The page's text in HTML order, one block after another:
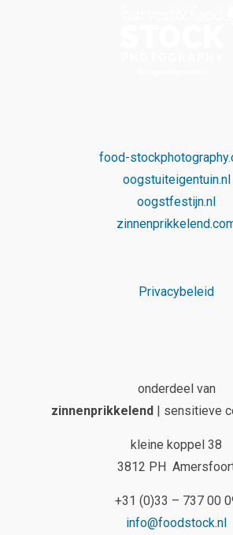
food-
oogstuiteigentuin.nl
oogstfestijn.nl
Privacybeleid
onderdeel van
zinnenprikkelend
| sensitieve
kleine koppel 38
3812 PH
+31 (0)33 – 737 00
info@foodstock.nl